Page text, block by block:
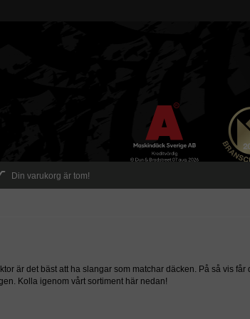
Din varukorg är tom!
är det bäst att ha slangar som matchar däcken. På så vis
Kolla igenom vårt sortiment här nedan!